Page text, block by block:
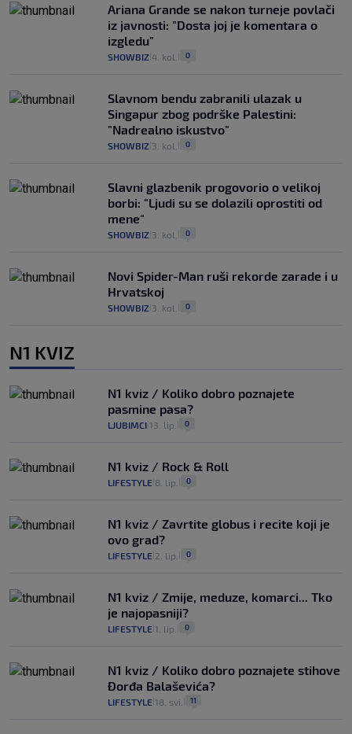
Ariana Grande se nakon turneje povlači
iz javnosti: "Dosta joj je komentara o
izgledu"
SHOWBIZ 4. kol. 0
Slavnom bendu zabranili ulazak u
Singapur zbog podrške Palestini:
"Nadrealno iskustvo"
SHOWBIZ 3. kol. 0
Slavni glazbenik progovorio o velikoj
borbi: "Ljudi su se dolazili oprostiti od
mene"
SHOWBIZ 3. kol. 0
Novi Spider-Man ruši rekorde zarade i u
Hrvatskoj
SHOWBIZ 3. kol. 0
N1 KVIZ
N1 kviz / Koliko dobro poznajete
pasmine pasa?
LJUBIMCI 13. lip. 0
N1 kviz / Rock & Roll
LIFESTYLE 8. lip. 0
N1 kviz / Zavrtite globus i recite koji je
ovo grad?
LIFESTYLE 2. lip. 0
N1 kviz / Zmije, meduze, komarci... Tko
je najopasniji?
LIFESTYLE 1. lip. 0
N1 kviz / Koliko dobro poznajete stihove
Đorđa Balaševića?
LIFESTYLE 18. svi. 11